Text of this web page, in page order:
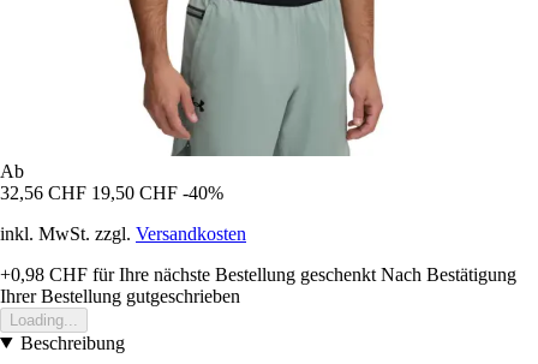
Ab
32,56 CHF 19,50 CHF -40%
inkl. MwSt. zzgl. Versandkosten
+0,98 CHF für Ihre nächste Bestellung geschenkt Nach Bestätigung
Ihrer Bestellung gutgeschrieben
Loading...
Beschreibung